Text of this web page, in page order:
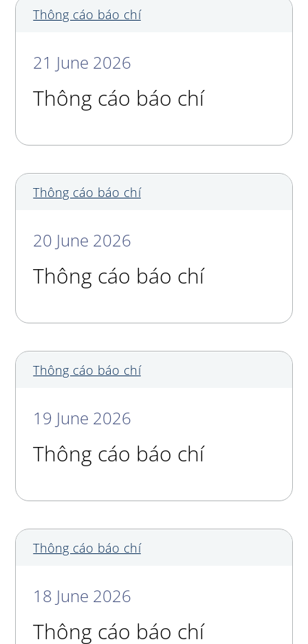
Thông cáo báo chí
21 June 2026
Thông cáo báo chí
Thông cáo báo chí
20 June 2026
Thông cáo báo chí
Thông cáo báo chí
19 June 2026
Thông cáo báo chí
Thông cáo báo chí
18 June 2026
Thông cáo báo chí